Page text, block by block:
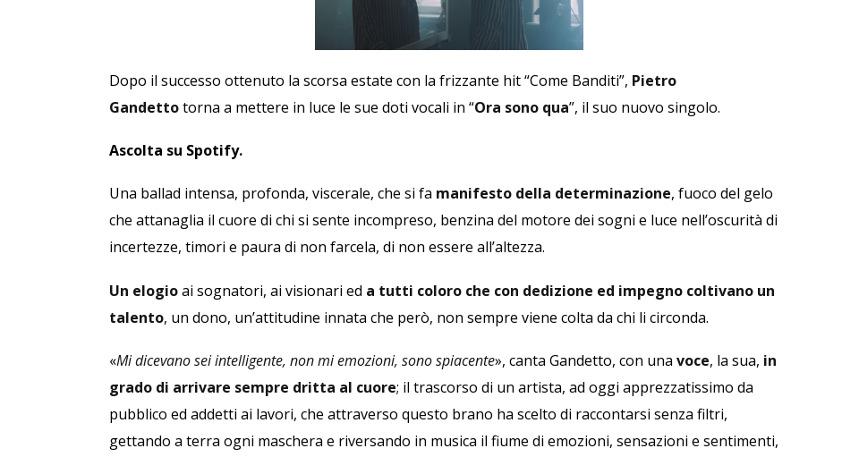
Dopo il successo ottenuto la scorsa estate con la frizzante hit “Come Banditi”, Pietro
Gandettotorna a mettere in luce le sue doti vocali in “Ora sono qua”, il suo nuovo singolo.
Ascolta su Spotify.
Una ballad intensa, profonda, viscerale, che si fa manifesto della determinazione, fuoco del gelo
che attanaglia il cuore di chi si sente incompreso, benzina del motore dei sogni e luce nell’oscurità di
incertezze, timori e paura di non farcela, di non essere all’altezza.
Un elogioai sognatori, ai visionari ed a tutti coloro che con dedizione ed impegno coltivano un
talento, un dono, un’attitudine innata che però, non sempre viene colta da chi li circonda.
«Mi dicevano sei intelligente, non mi emozioni, sono spiacente», canta Gandetto, con una voce, la sua, in
grado di arrivare sempre dritta al cuore; il trascorso di un artista, ad oggi apprezzatissimo da
pubblico ed addetti ai lavori, che attraverso questo brano ha scelto di raccontarsi senza filtri,
gettando a terra ogni maschera e riversando in musica il fiume di emozioni, sensazioni e sentimenti,